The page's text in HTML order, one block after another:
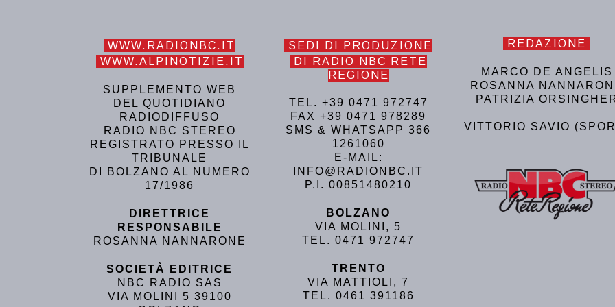
WWW.RADIONBC.IT
WWW.ALPINOTIZIE.IT
SUPPLEMENTO WEB
DEL QUOTIDIANO
RADIODIFFUSO
RADIO NBC STEREO
REGISTRATO PRESSO IL
TRIBUNALE
DI BOLZANO AL NUMERO
17/1986
DIRETTRICE
RESPONSABILE
ROSANNA NANNARONE
SOCIETÀ EDITRICE
NBC RADIO SAS
VIA MOLINI 5 39100
SEDI DI PRODUZIONE
DI RADIO NBC RETE
REGIONE
TEL. +39 0471 972747
FAX +39 0471 978289
SMS & WHATSAPP 366
1261060
E-MAIL:
INFO@RADIONBC.IT
P.I. 00851480210
BOLZANO
VIA MOLINI, 5
TEL. 0471 972747
TRENTO
VIA MATTIOLI, 7
TEL. 0461 391186
REDAZIONE
MARCO DE ANGELIS
ROSANNA
PATRIZIA
VITTORIO SAVIO